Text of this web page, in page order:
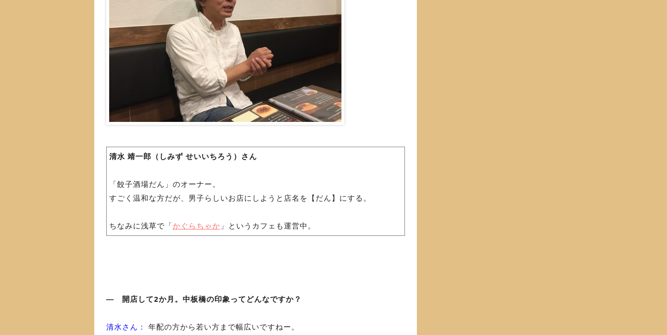
清水 靖一郎（しみず せいいちろう）さん
「餃子酒場だん」のオーナー。
すごく温和な方だが、男子らしいお店にしようと店名を【だん】にする。
ちなみに浅草で「かぐらちゃか 」というカフェも運営中。
― 開店して2か月。中板橋の印象ってどんなですか？
清水さん： 年配の方から若い方まで幅広いですねー。